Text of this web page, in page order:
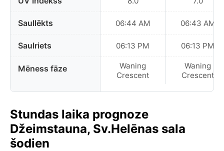
Saullēkts
Saulriets
Mēness fāze
06:44 AM
06:13 PM
Waning
Crescent
06:43 AM
06:13 PM
Waning
Crescent
Stundas laika prognoze
Džeimstauna, Sv.Helēnas sala
šodien